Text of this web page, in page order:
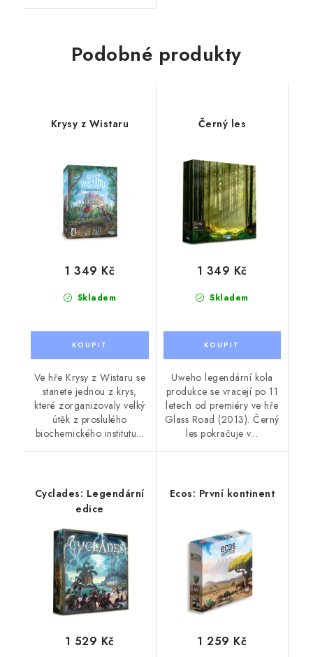
Podobné produkty
Krysy z Wistaru
Skladem
1 349 Kč
Ve hře Krysy z Wistaru se
stanete jednou z krys,
které zorganizovaly velký
útěk z proslulého
biochemického institutu...
Černý les
Skladem
1 349 Kč
Uweho legendární kola
produkce se vracejí po 11
letech od premiéry ve hře
Glass Road (2013). Černý
les pokračuje v...
Cyclades: Legendární
edice
1 529 Kč
Ecos: První kontinent
1 259 Kč